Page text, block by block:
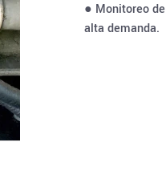
● Monitoreo
alta demanda.